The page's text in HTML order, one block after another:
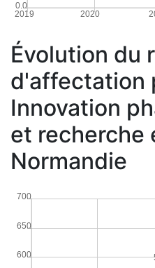
2019 2020
0.0
Évolution du
d'affectation
Innovation
et recherche
Normandie
600
650
700